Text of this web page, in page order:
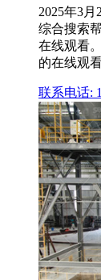
2025年3
综合搜索
在线观看
的在线观
联系电话: